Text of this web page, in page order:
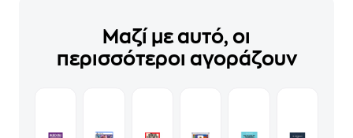
Μαζί με αυτό, οι
περισσότεροι αγοράζουν